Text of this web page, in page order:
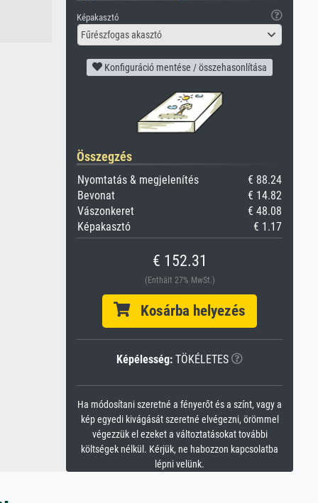
Képakasztó
Fűrészfogas akasztó
Konfiguráció mentése / összehasonlítása
Összegzés
Nyomtatás & megjelenítés
€ 88.24
Bevonat
€ 14.82
Vászonkeret
€ 48.08
Képakasztó
€ 1.17
€ 152.31
(Enthält 27% MwSt.)
Kosárba helyezés
Képélesség: TÖKÉLETES
Ha módosítani szeretné a fényerőt és a színt, vagy a
kép egyedi kivágását szeretné elvégezni, örömmel
végezzük el ezeket a változtatásokat további
költségek nélkül. Kérjük, ne habozzon kapcsolatba
lépni velünk.